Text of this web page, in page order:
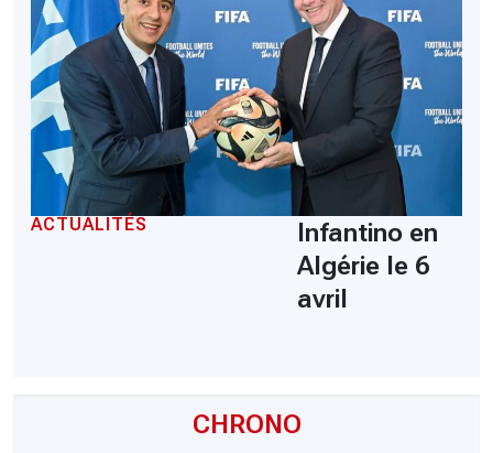
CHRONO
ACTUALITÉS
Infantino en
Algérie le 6
avril